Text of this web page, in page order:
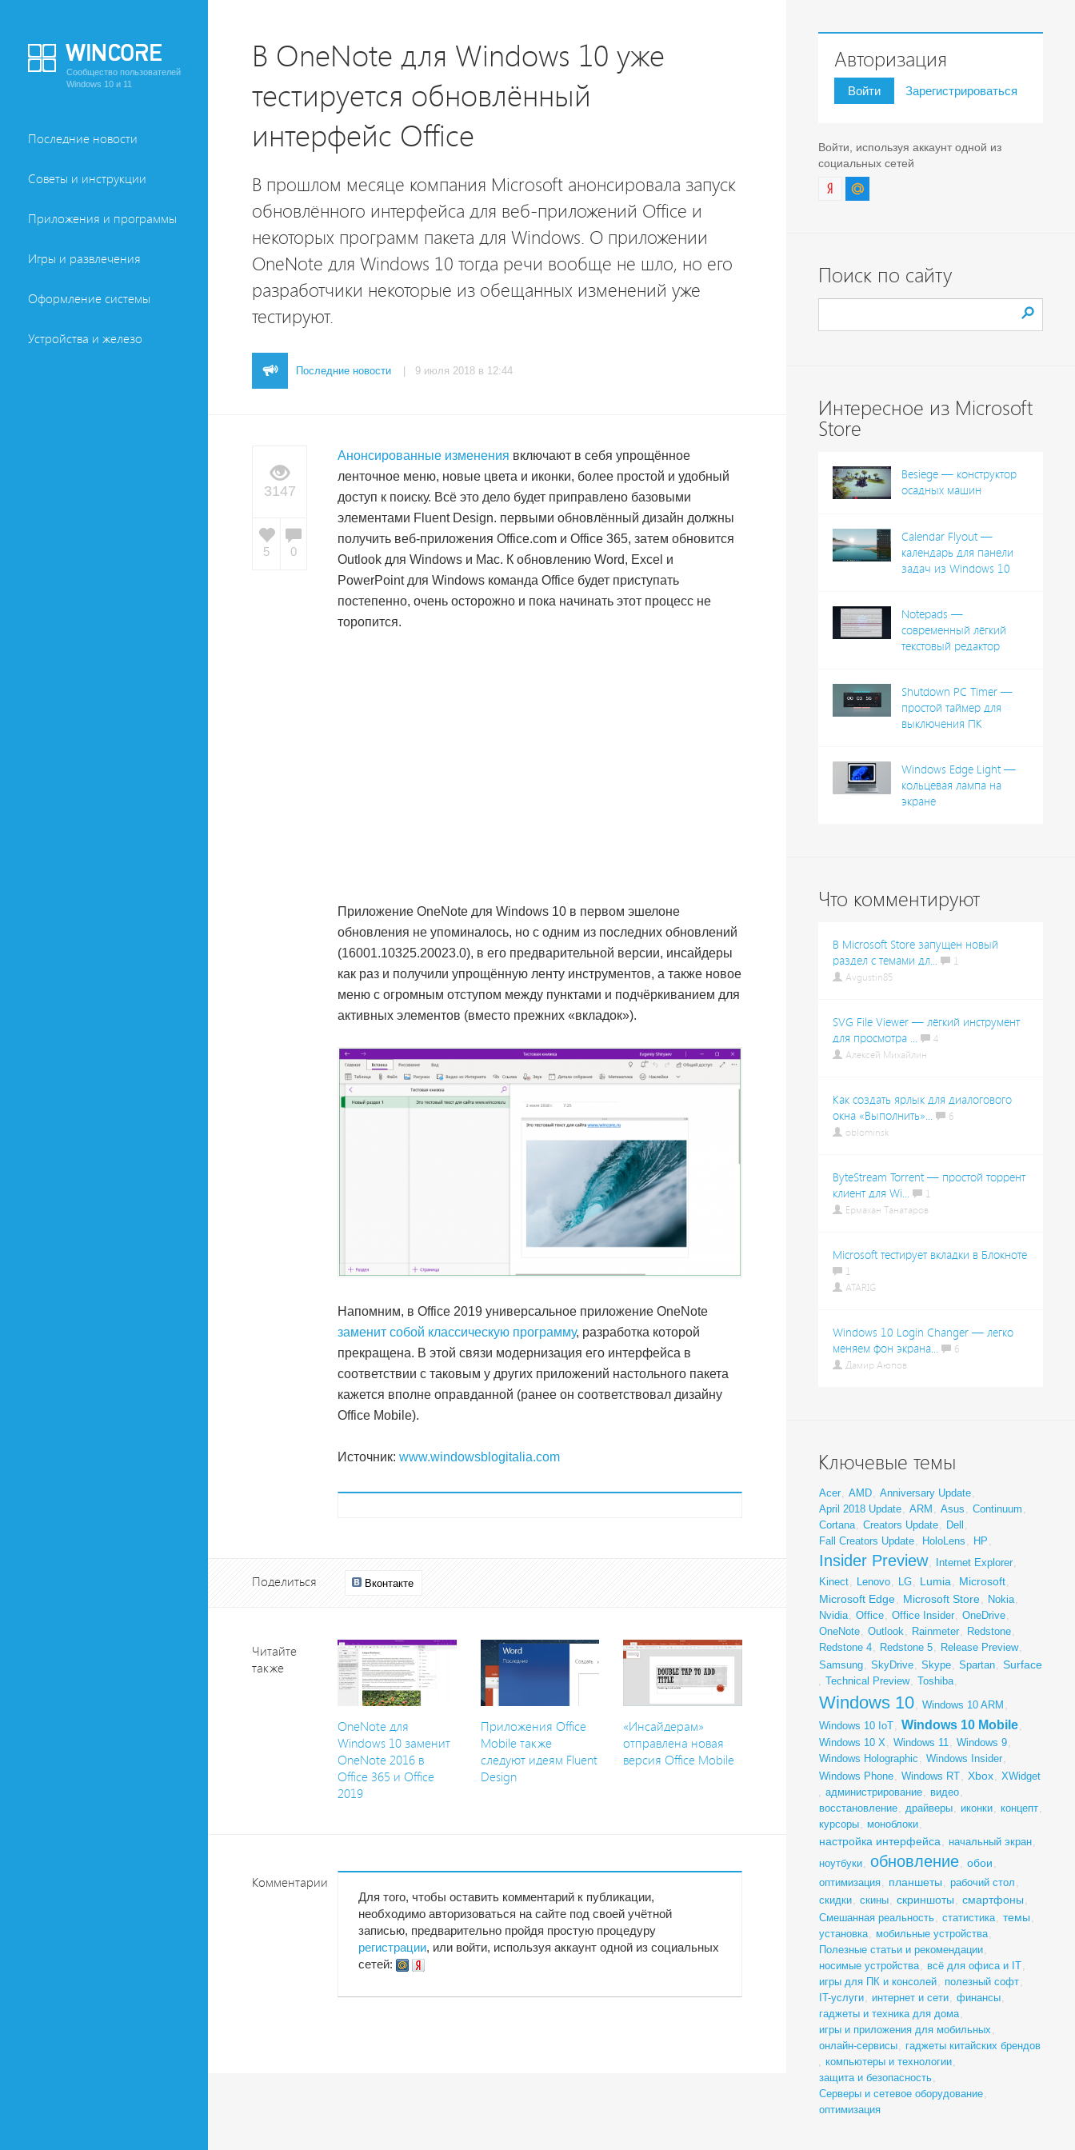
Сообщество пользователей
Windows 10 и 11
Последние новости
Советы и инструкции
Приложения и программы
Игры и развлечения
Оформление системы
Устройства и железо
В OneNote для Windows 10 уже
тестируется обновлённый
интерфейс Office
В прошлом месяце компания Microsoft анонсировала запуск
обновлённого интерфейса для веб-приложений Office и
некоторых программ пакета для Windows. О приложении
OneNote для Windows 10 тогда речи вообще не шло, но его
разработчики некоторые из обещанных изменений уже
тестируют.
Последние новости | 9 июля 2018 в 12:44
3147
5 0
Анонсированные изменения включают в себя упрощённое
ленточное меню, новые цвета и иконки, более простой и удобный
доступ к поиску. Всё это дело будет приправлено базовыми
элементами Fluent Design. первыми обновлённый дизайн должны
получить веб-приложения Office.com и Office 365, затем обновится
Outlook для Windows и Mac. К обновлению Word, Excel и
PowerPoint для Windows команда Office будет приступать
постепенно, очень осторожно и пока начинать этот процесс не
торопится.
Приложение OneNote для Windows 10 в первом эшелоне
обновления не упоминалось, но с одним из последних обновлений
(16001.10325.20023.0), в его предварительной версии, инсайдеры
как раз и получили упрощённую ленту инструментов, а также новое
меню с огромным отступом между пунктами и подчёркиванием для
активных элементов (вместо прежних «вкладок»).
Напомним, в Office 2019 универсальное приложение OneNote
заменит собой классическую программу, разработка которой
прекращена. В этой связи модернизация его интерфейса в
соответствии с таковым у других приложений настольного пакета
кажется вполне оправданной (ранее он соответствовал дизайну
Office Mobile).
Источник:www.windowsblogitalia.com
Поделиться Вконтакте
Читайте
также
OneNote для
Windows 10 заменит
OneNote 2016 в
Office 365 и Office
2019
Приложения Office
Mobile также
следуют идеям Fluent
Design
«Инсайдерам»
отправлена новая
версия Office Mobile
Комментарии
Для того, чтобы оставить комментарий к публикации,
необходимо авторизоваться на сайте под своей учётной
записью, предварительно пройдя простую процедуру
регистрации, или войти, используя аккаунт одной из социальных
сетей:
Авторизация
Войти Зарегистрироваться
Войти, используя аккаунт одной из
социальных сетей
Поиск по сайту
Интересное из Microsoft
Store
Besiege — конструктор
осадных машин
Calendar Flyout —
календарь для панели
задач из Windows 10
Notepads —
современный лёгкий
текстовый редактор
Shutdown PC Timer —
простой таймер для
выключения ПК
Windows Edge Light —
кольцевая лампа на
экране
Что комментируют
В Microsoft Store запущен новый
раздел с темами дл...
1
Avgustin85
SVG File Viewer — лёгкий инструмент
для просмотра ...
4
Алексей Михайлин
Как создать ярлык для диалогового
окна «Выполнить»...
6
oblominsk
ByteStream Torrent — простой торрент
клиент для Wi...
1
Ермахан Танатаров
Microsoft тестирует вкладки в Блокноте
1
ATARIG
Windows 10 Login Changer — легко
меняем фон экрана...
6
Дамир Аюпов
Ключевые темы
Acer, AMD, Anniversary Update,
April 2018 Update, ARM , Asus , Continuum ,
Cortana, Creators Update, Dell ,
Fall Creators Update, HoloLens , HP ,
Insider Preview, Internet Explorer,
Kinect, Lenovo, LG, Lumia, Microsoft,
Microsoft Edge, Microsoft Store, Nokia,
Nvidia, Office, Office Insider, OneDrive,
OneNote, Outlook, Rainmeter, Redstone,
Redstone 4, Redstone 5, Release Preview,
Samsung, SkyDrive, Skype, Spartan, Surface
, Technical Preview, Toshiba,
Windows 10, Windows 10 ARM ,
Windows 10 IoT, Windows 10 Mobile,
Windows 10 X, Windows 11, Windows 9,
Windows Holographic , Windows Insider,
Windows Phone, Windows RT, Xbox, XWidget
, администрирование, видео,
восстановление, драйверы, иконки, концепт,
курсоры, моноблоки,
настройка интерфейса, начальный экран,
ноутбуки, обновление, обои ,
оптимизация, планшеты , рабочий стол ,
скидки, скины, скриншоты , смартфоны ,
Смешанная реальность, статистика, темы ,
установка, мобильные устройства,
Полезные статьи и рекомендации,
носимые устройства, всё для офиса и IT,
игры для ПК и консолей, полезный софт,
IT-услуги, интернет и сети, финансы,
гаджеты и техника для дома,
игры и приложения для мобильных ,
онлайн-сервисы, гаджеты китайских брендов
, компьютеры и технологии,
защита и безопасность,
Серверы и сетевое оборудование,
оптимизация